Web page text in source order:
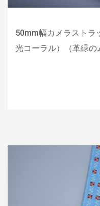
50mm幅カメラストラ
光コーラル）（革緑の